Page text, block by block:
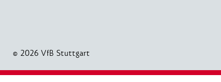
© 2026 VfB Stuttgart